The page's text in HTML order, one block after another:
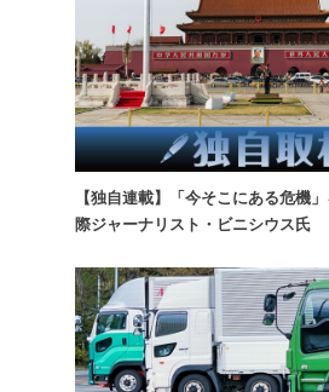
【独自連載】「今そこにある危機
際ジャーナリスト・ビニシウス氏